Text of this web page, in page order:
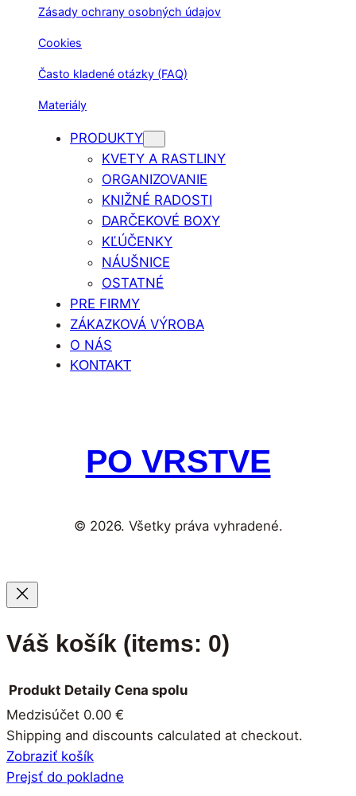
Zásady ochrany osobných údajov
Cookies
Často kladené otázky (FAQ)
Materiály
PRODUKTY
KVETY A RASTLINY
ORGANIZOVANIE
KNIŽNÉ RADOSTI
DARČEKOVÉ BOXY
KĽÚČENKY
NÁUŠNICE
OSTATNÉ
PRE FIRMY
ZÁKAZKOVÁ VÝROBA
O NÁS
KONTAKT
PO VRSTVE
© 2026. Všetky práva vyhradené.
Váš košík (items: 0)
Produkty
v
Produkt Detaily Cena spolu
Medzisúčet 0.00 €
Shipping and discounts calculated at checkout.
Zobraziť košík
Prejsť do pokladne